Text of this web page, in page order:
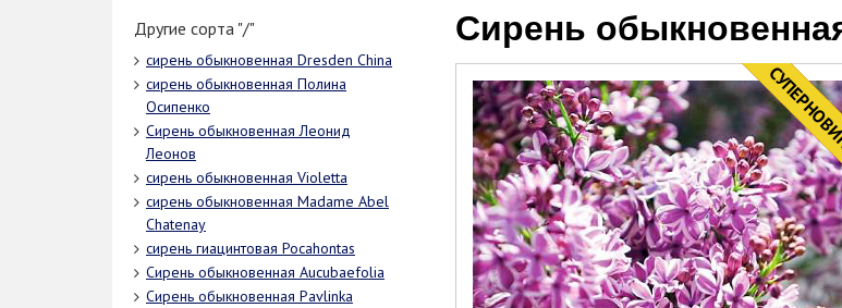
Другие сорта "/"
сирень обыкновенная Dresden China
сирень обыкновенная Полина
Осипенко
Сирень обыкновенная Леонид
Леонов
сирень обыкновенная Violetta
сирень обыкновенная Madame Abel
Chatenay
сирень гиацинтовая Pocahontas
Сирень обыкновенная Aucubaefolia
Сирень обыкновенная Pavlinka
Сирень